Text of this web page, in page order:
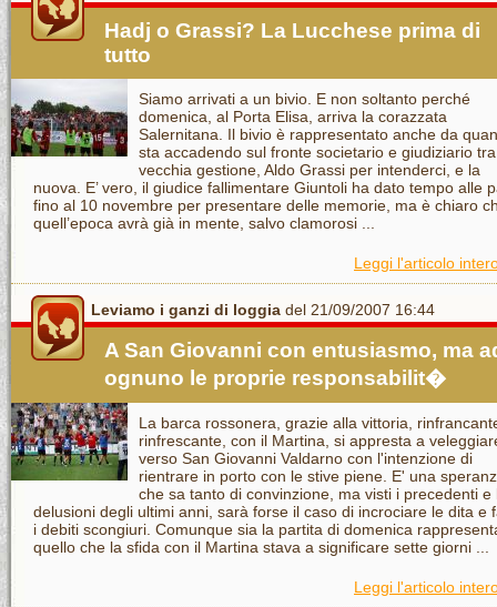
Hadj o Grassi? La Lucchese prima di
tutto
Siamo arrivati a un bivio. E non soltanto perché
domenica, al Porta Elisa, arriva la corazzata
Salernitana. Il bivio è rappresentato anche da
sta accadendo sul fronte societario e giudiziario
vecchia gestione, Aldo Grassi per intenderci, e la
nuova. E’ vero, il giudice fallimentare Giuntoli ha dato tempo alle
fino al 10 novembre per presentare delle memorie, ma è chiaro
quell’epoca avrà già in mente, salvo clamorosi ...
Leggi l'articolo
Leviamo i ganzi di loggia del 21/09/2007 16:44
A San Giovanni con entusiasmo, ma
ognuno le proprie responsabilit�
La barca rossonera, grazie alla vittoria,
rinfrescante, con il Martina, si appresta a
verso San Giovanni Valdarno con l'intenzione di
rientrare in porto con le stive piene. E' una
che sa tanto di convinzione, ma visti i precedenti e
delusioni degli ultimi anni, sarà forse il caso di incrociare le dita e
i debiti scongiuri. Comunque sia la partita di domenica
quello che la sfida con il Martina stava a significare sette giorni ...
Leggi l'articolo